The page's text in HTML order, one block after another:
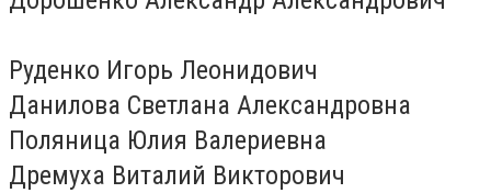
Руденко Игорь Леонидович
Данилова Светлана Александровна
Поляница Юлия Валериевна
Дремуха Виталий Викторович